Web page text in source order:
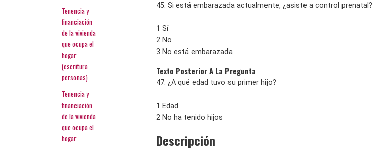
Tenencia y
financiación
de la vivienda
que ocupa el
hogar
(escritura
personas)
Tenencia y
financiación
de la vivienda
que ocupa el
hogar
45. Si está embarazada actualmente, ¿asiste a control prenatal?
1 Sí
2 No
3 No está embarazada
Texto Posterior A La Pregunta
47. ¿A qué edad tuvo su primer hijo?
1 Edad
2 No ha tenido hijos
Descripción